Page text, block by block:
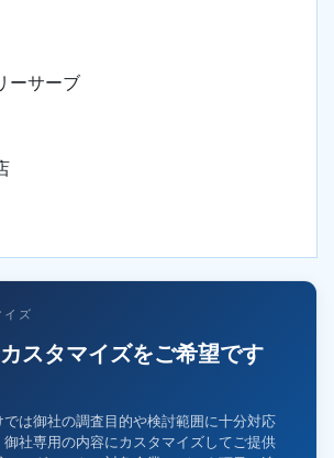
ーサーブ
イズ
スタマイズをご希望です
は御社の調査目的や検討範囲に十分対応
社専用の内容にカスタマイズしてご提供